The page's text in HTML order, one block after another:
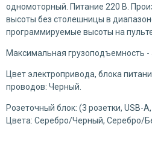
одномоторный. Питание 220 В.
высоты без столешницы в
программируемые высоты на
Максимальная грузоподъемность -
Цвет электропривода, блока
проводов: Черный.
Розеточный блок: (3 розетки, USB-
Цвета: Серебро/Черный, Серебро/